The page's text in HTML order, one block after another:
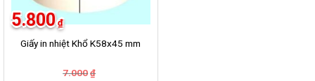
Giấy in nhiệt Khổ K58x45 mm
7.000 ₫
5.800 ₫